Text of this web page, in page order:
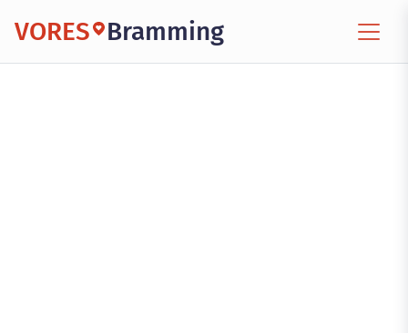
VORES Bramming